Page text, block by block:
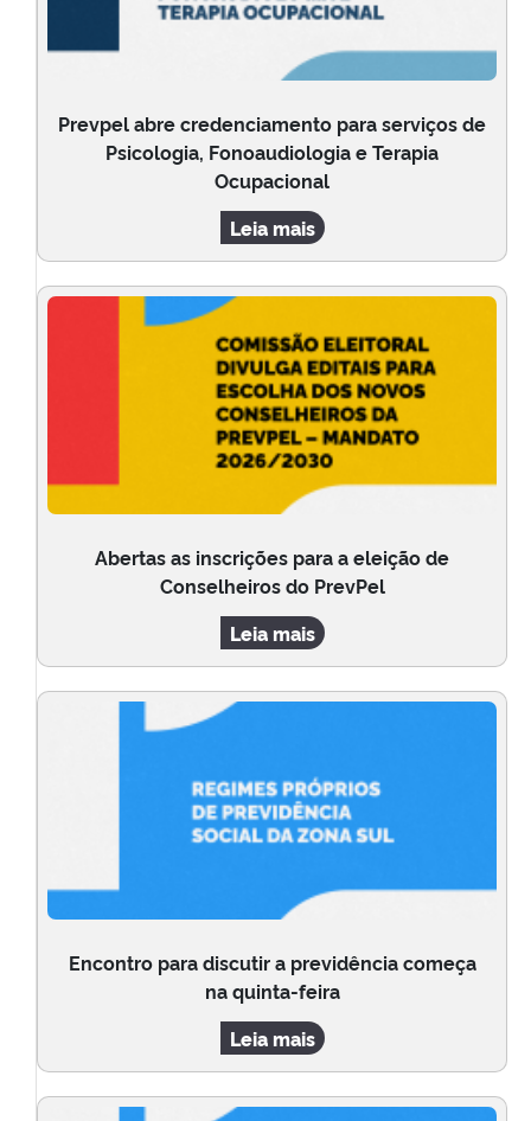
Prevpel abre credenciamento para serviços de
Psicologia, Fonoaudiologia e Terapia
Ocupacional
Leia mais
Abertas as inscrições para a eleição de
Conselheiros do PrevPel
Leia mais
Encontro para discutir a previdência começa
na quinta-feira
Leia mais